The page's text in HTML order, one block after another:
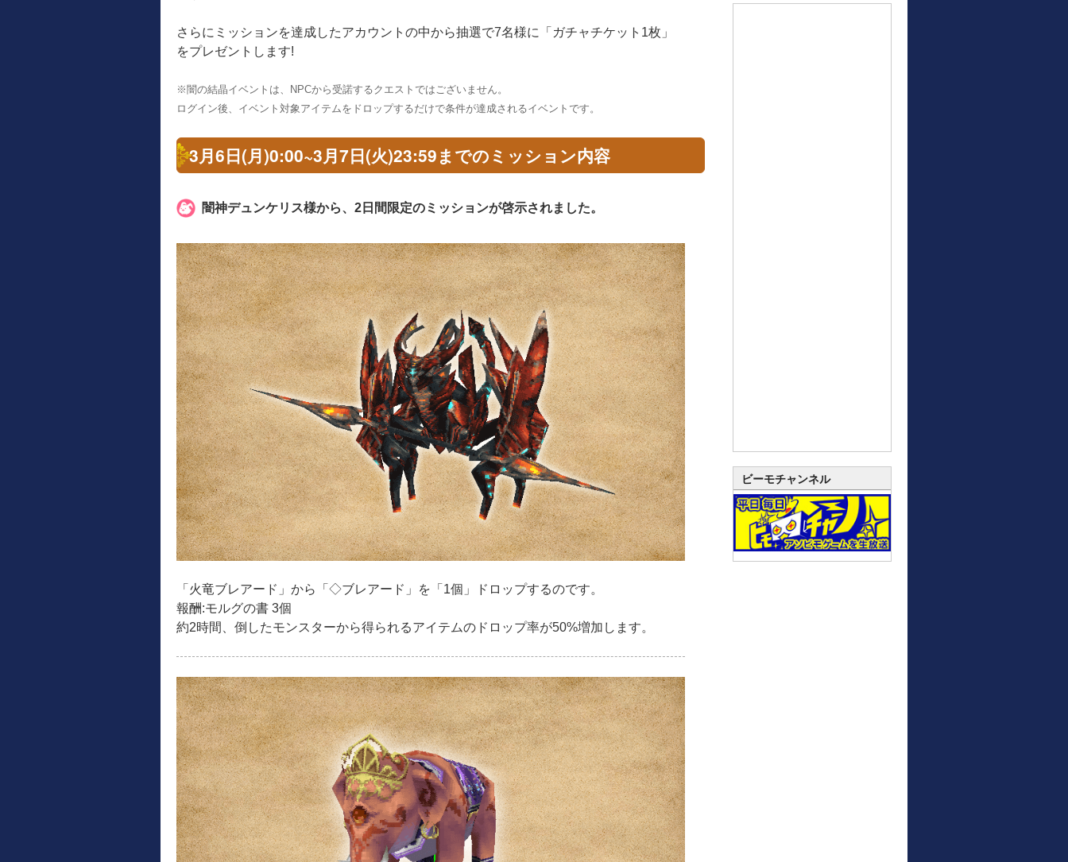
さらにミッションを達成したアカウントの中から抽選で7名様に「ガチャチケット1枚」
をプレゼントします!
※闇の結晶イベントは、NPCから受諾するクエストではございません。
ログイン後、イベント対象アイテムをドロップするだけで条件が達成されるイベントです。
3月6日(月)0:00~3月7日(火)23:59までのミッション内容
闇神デュンケリス様から、2日間限定のミッションが啓示されました。
「火竜ブレアード」から「◇ブレアード」を「1個」ドロップするのです。
報酬:モルグの書 3個
約2時間、倒したモンスターから得られるアイテムのドロップ率が50%増加します。
ビーモチャンネル